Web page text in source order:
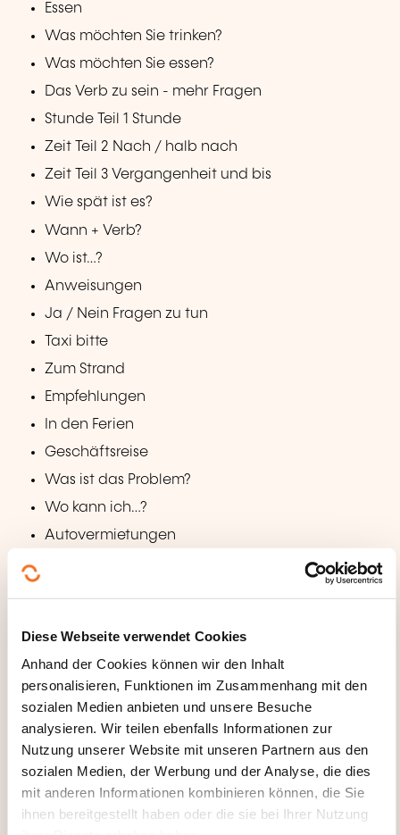
Diese Webseite verwendet Cookies
Anhand der Cookies können wir den Inhalt
personalisieren, Funktionen im Zusammenhang mit den
sozialen Medien anbieten und unsere Besuche
analysieren. Wir teilen ebenfalls Informationen zur
Nutzung unserer Website mit unseren Partnern aus den
sozialen Medien, der Werbung und der Analyse, die dies
mit anderen Informationen kombinieren können, die Sie
ihnen bereitgestellt haben oder die sie bei Ihrer Nutzung
Essen
Was möchten Sie trinken?
Was möchten Sie essen?
Das Verb zu sein - mehr Fragen
Stunde Teil 1 Stunde
Zeit Teil 2 Nach / halb nach
Zeit Teil 3 Vergangenheit und bis
Wie spät ist es?
Wann + Verb?
Wo ist…?
Anweisungen
Ja / Nein Fragen zu tun
Taxi bitte
Zum Strand
Empfehlungen
In den Ferien
Geschäftsreise
Was ist das Problem?
Wo kann ich…?
Autovermietungen
METHODEN WERDEN
ANGEWANDT?
En ligne
WAS ERHALTEN SIE AM ENDE
DER WEITERBILDUNG?